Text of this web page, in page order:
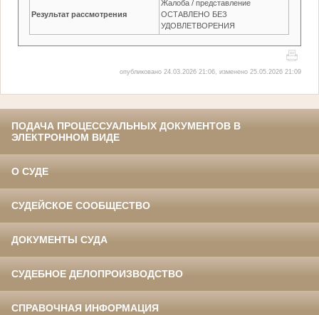
Результат рассмотрения
Жалоба / представление
ОСТАВЛЕНО БЕЗ
УДОВЛЕТВОРЕНИЯ
опубликовано 24.03.2026 21:06, изменено 25.05.2026 21:09
ПОДАЧА ПРОЦЕССУАЛЬНЫХ ДОКУМЕНТОВ В
ЭЛЕКТРОННОМ ВИДЕ
О СУДЕ
СУДЕЙСКОЕ СООБЩЕСТВО
ДОКУМЕНТЫ СУДА
СУДЕБНОЕ ДЕЛОПРОИЗВОДСТВО
СПРАВОЧНАЯ ИНФОРМАЦИЯ